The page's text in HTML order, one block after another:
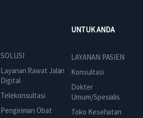
SOLUSI
Layanan Rawat Jalan
Digital
Telekonsultasi
Pengiriman Obat
UNTUK ANDA
LAYANAN PASIEN
Konsultasi
Dokter
Umum/Spesialis
Toko Kesehatan